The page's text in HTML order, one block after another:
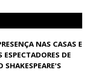
NAS CASAS E
DE
SHAKESPEARE'S